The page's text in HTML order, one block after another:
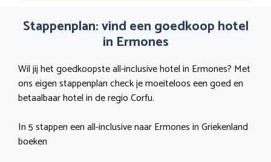
Stappenplan: vind een goedkoop hotel
in Ermones
Wil jij het goedkoopste all-inclusive hotel in Ermones? Met
ons eigen stappenplan check je moeiteloos een goed en
betaalbaar hotel in de regio Corfu.
In 5 stappen een all-inclusive naar Ermones in Griekenland
boeken